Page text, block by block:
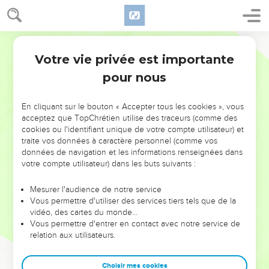
NE MANQUEZ PAS L’ÉVÉNEMENT
DE L’ANNÉE !
ET SI LEURS ERREURS POUVAIENT VOUS ÉVITER LES
VOTRES ?
leur foi ou leur vision. Mais on voit moins les doutes, les erreurs
et les saisons difficiles qu'ils ont traversés, alors même que ce
sont elles qui les ont façonnés.
Dans cette conférence, leaders, entrepreneurs, et responsables
clés pour avancer avec plus de sagesse afin que leurs erreurs
Votre vie privée est importante
pour nous
En cliquant sur le bouton « Accepter tous les cookies », vous
acceptez que TopChrétien utilise des traceurs (comme des
cookies ou l'identifiant unique de votre compte utilisateur) et
traite vos données à caractère personnel (comme vos
données de navigation et les informations renseignées dans
votre compte utilisateur) dans les buts suivants :
Mesurer l'audience de notre service
Vous permettre d'utiliser des services tiers tels que de la
vidéo, des cartes du monde…
Vous permettre d'entrer en contact avec notre service de
relation aux utilisateurs.
Choisir mes cookies